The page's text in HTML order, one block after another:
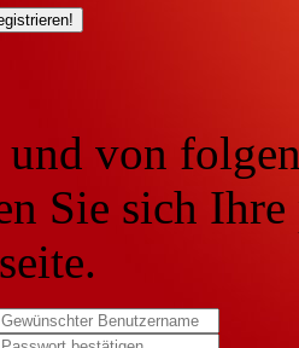
und von
Sie sich